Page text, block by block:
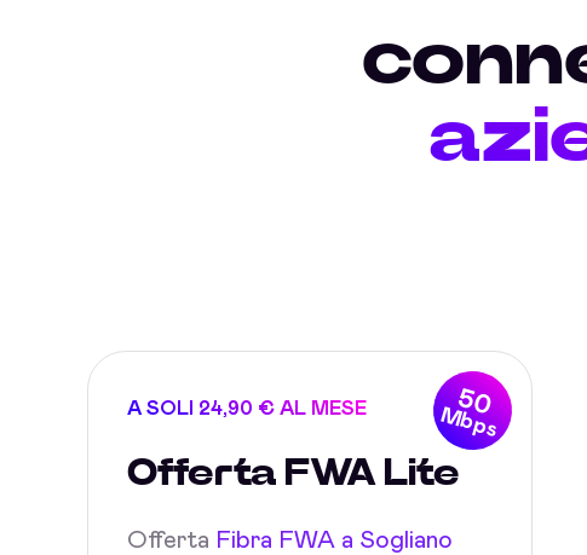
50
Mbps
A SOLI 24,90 € AL MESE
Offerta FWA Lite
Offerta Fibra FWA a Sogliano